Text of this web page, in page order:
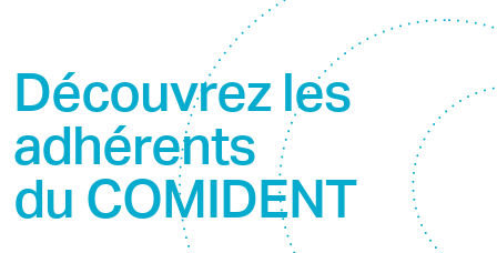
Découvrez les
adhérents
du COMIDENT